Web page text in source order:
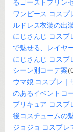
るゴーストプリン
ワンピース コスプ
ルドレス衣装の出
にじさんじ コスプ
で魅せる、レイヤ
にじさんじ コスプ
シーン別コーデ案
ウマ娘 コスプレ｜
のあるイベントコ
プリキュア コスプ
後コスチュームの
ジョジョ コスプレ